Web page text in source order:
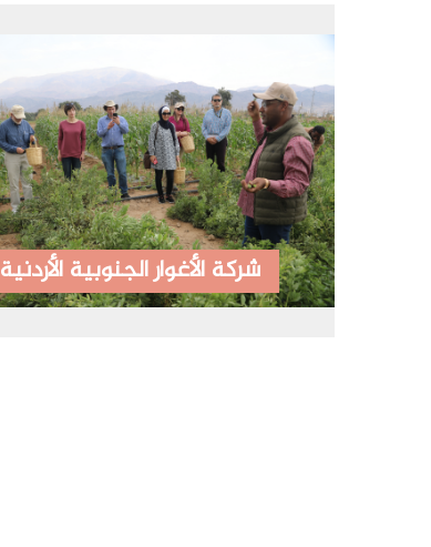
شركة الأغوار الجنوبية الأردنية